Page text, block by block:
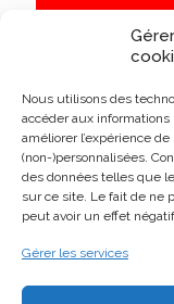
Nous utilisons des
accéder aux
améliorer l’expérience
(non-)personnalisées.
des données telles que
sur ce site. Le fait de ne
peut avoir un effet
Gérer les services